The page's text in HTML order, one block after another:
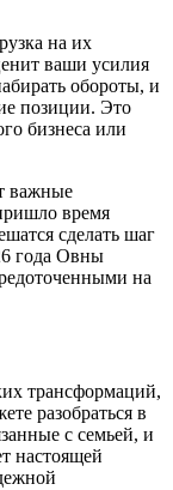
на их
ваши усилия
обороты, и
позиции. Это
бизнеса или
важные
время
сделать шаг
года Овны
на
трансформаций,
разобраться в
с семьей, и
настоящей